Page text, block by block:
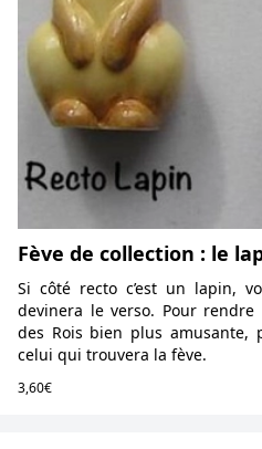
Fève de collection : le
Si côté recto c’est un lapin,
devinera le verso. Pour
des Rois bien plus
celui qui trouvera la fève.
3,60€